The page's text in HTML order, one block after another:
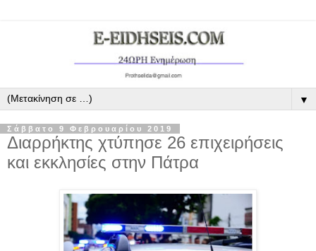
▼
Σάββατο 9 Φεβρουαρίου 2019
Διαρρήκτης χτύπησε 26 επιχειρήσεις
και εκκλησίες στην Πάτρα